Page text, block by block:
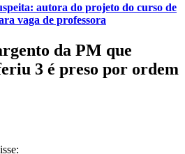
autora do projeto do curso de
vaga de professora
da PM que
3 é preso por ordem